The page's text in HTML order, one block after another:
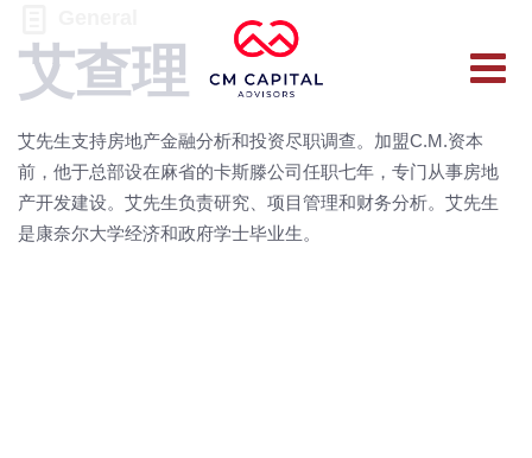
艾查理
艾先生支持房地产金融分析和投资尽职调查。加盟C.M.资本
前，他于总部设在麻省的卡斯滕公司任职七年，专门从事房地
产开发建设。艾先生负责研究、项目管理和财务分析。艾先生
是康奈尔大学经济和政府学士毕业生。